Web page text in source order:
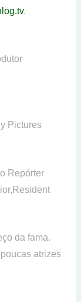
.
Pictures
Repórter
da fama.
atrizes